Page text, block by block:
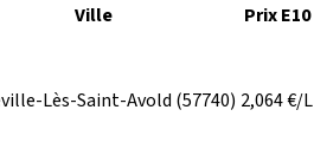
Ville Prix E10
Lès-Saint-Avold (57740) 2,064€/L